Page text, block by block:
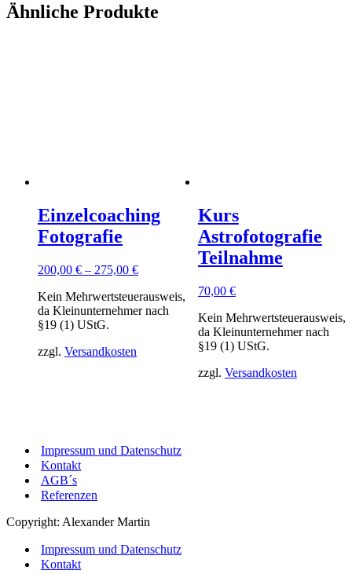
Ähnliche Produkte
Einzelcoaching
Fotografie
200,00 € – 275,00 €
Kein Mehrwertsteuerausweis,
da Kleinunternehmer nach
§19 (1) UStG.
zzgl. Versandkosten
Kurs
Astrofotografie
Teilnahme
70,00 €
Kein Mehrwertsteuerausweis,
da Kleinunternehmer nach
§19 (1) UStG.
zzgl. Versandkosten
Impressum und Datenschutz
Kontakt
AGB´s
Referenzen
Copyright: Alexander Martin
Impressum und Datenschutz
Kontakt